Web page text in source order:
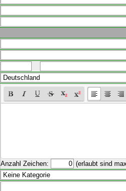
Anzahl Zeichen: (erlaubt sind